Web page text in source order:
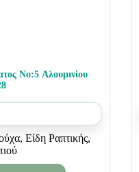
Νο:5 Αλουμινίου
, Είδη Ραπτικής,